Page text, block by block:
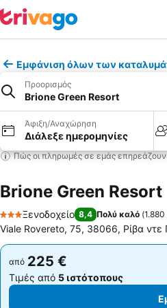
Εμφάνιση όλων των
Προορισμός
Brione Green Resort
Άφιξη/Αναχώρηση
Διάλεξε ημερομηνίες
Πώς οι πληρωμές σε εμάς
Brione Green Resort
3 Αστέρια
Ξενοδοχείο 8,4 Πολύ καλό (1.880
Viale Rovereto, 75, 38066, Ρίβα ντε
από 225 €
Τιμές από 5 ιστότοπους
Εμφάνιση
από 225 €
Τιμές από 5 ιστότοπους